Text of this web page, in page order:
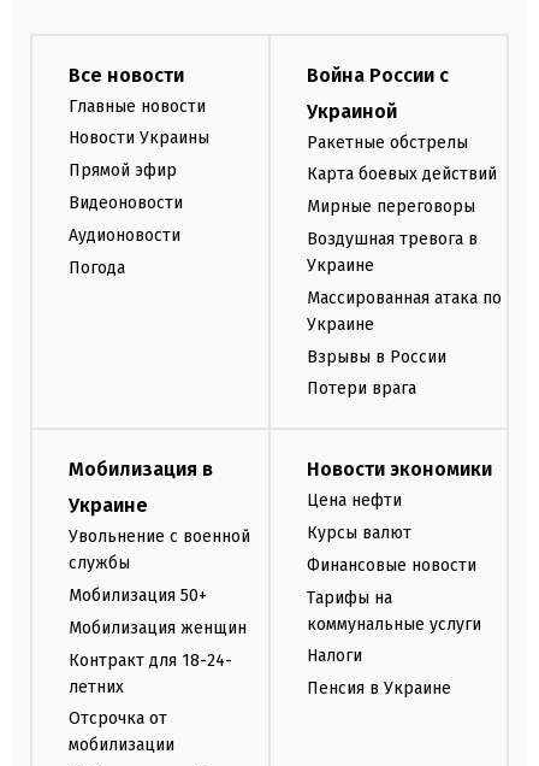
Все новости
Главные новости
Новости Украины
Прямой эфир
Видеоновости
Аудионовости
Погода
Война России с
Украиной
Ракетные обстрелы
Карта боевых действий
Мирные переговоры
Воздушная тревога в
Украине
Массированная атака по
Украине
Взрывы в России
Потери врага
Мобилизация в
Украине
Увольнение с военной
службы
Мобилизация 50+
Мобилизация женщин
Контракт для 18-24-
летних
Отсрочка от
мобилизации
Новости экономики
Цена нефти
Курсы валют
Финансовые новости
Тарифы на
коммунальные услуги
Налоги
Пенсия в Украине